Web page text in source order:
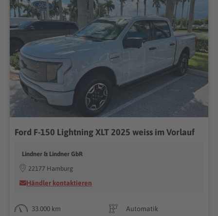
Ford F-150 Lightning XLT 2025 weiss im Vorlauf
Lindner & Lindner GbR
22177 Hamburg
Händler kontaktieren
33.000 km
Automatik